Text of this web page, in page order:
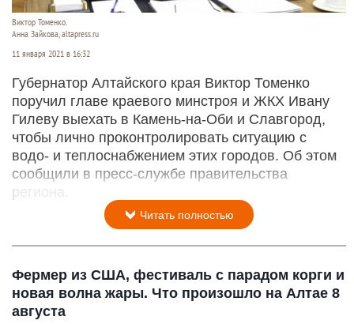
Виктор Томенко.
Анна Зайкова, altapress.ru
11 января 2021 в 16:32
Губернатор Алтайского края Виктор Томенко
поручил главе краевого минстроя и ЖКХ Ивану
Гилеву выехать в Камень-на-Оби и Славгород,
чтобы лично проконтролировать ситуацию с
водо- и теплоснабжением этих городов. Об этом
сообщили в пресс-службе правительства
региона.
Читать полностью
Фермер из США, фестиваль с парадом корги и
новая волна жары. Что произошло на Алтае 8
августа